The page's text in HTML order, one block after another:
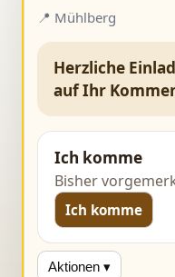
📍 Mühlberg
Herzliche
auf Ihr
Ich komme
Bisher
Ich komme
Aktionen ▾